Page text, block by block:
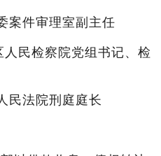
件审理室副主任
民检察院党组书记、检
法院刑庭庭长